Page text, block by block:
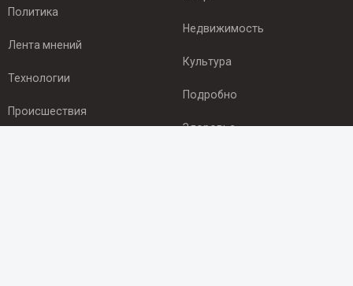
Политика
Лента мнений
Технологии
Происшествия
Недвижимость
Культура
Подробно
Здоровье